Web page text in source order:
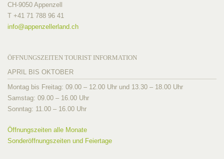
CH-9050 Appenzell
T +41 71 788 96 41
info@appenzellerland.ch
ÖFFNUNGSZEITEN TOURIST INFORMATION
APRIL BIS OKTOBER
Montag bis Freitag: 09.00 – 12.00 Uhr und 13.30 – 18.00 Uhr
Samstag: 09.00 – 16.00 Uhr
Sonntag: 11.00 – 16.00 Uhr
Öffnungszeiten alle Monate
Sonderöffnungszeiten und Feiertage